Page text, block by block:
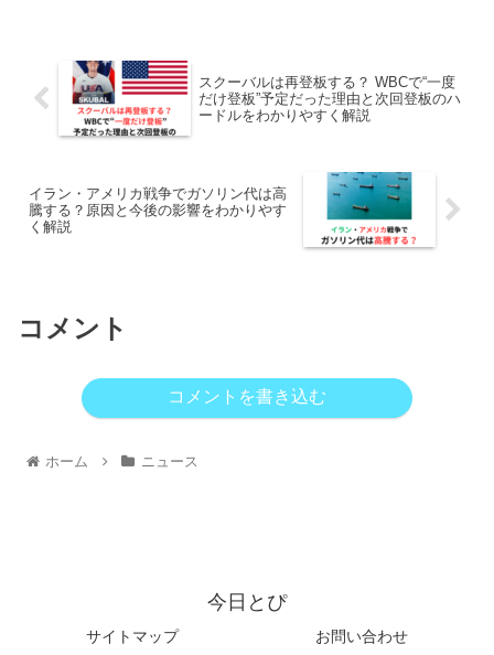
スクーバルは再登板する？ WBCで“一度
だけ登板”予定だった理由と次回登板のハ
ードルをわかりやすく解説
イラン・アメリカ戦争でガソリン代は高
騰する？原因と今後の影響をわかりやす
く解説
コメント
コメントを書き込む
ホーム ニュース
今日とぴ
サイトマップ お問い合わせ